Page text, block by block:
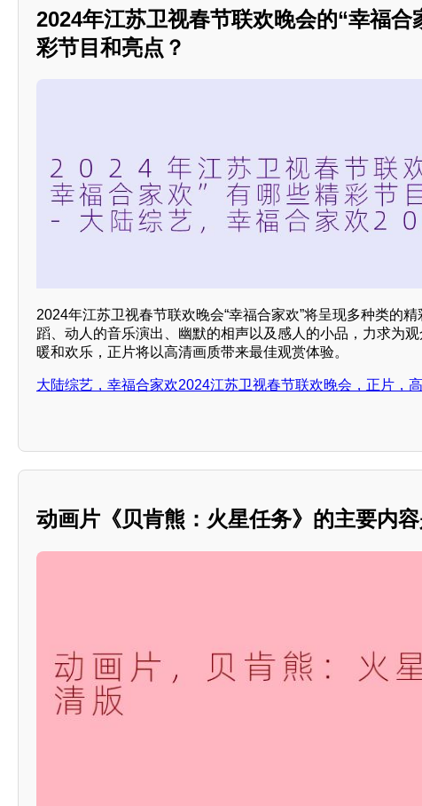
2024年江苏卫视春节联欢晚会的“幸福合
彩节目和亮点？
2024年江苏卫视春节联欢晚会“幸福合家欢”将呈现多种类的
蹈、动人的音乐演出、幽默的相声以及感人的小品，力求为
暖和欢乐，正片将以高清画质带来最佳观赏体验。
大陆综艺，幸福合家欢2024江苏卫视春节联欢晚会，正片，
动画片《贝肯熊：火星任务》的主要内容